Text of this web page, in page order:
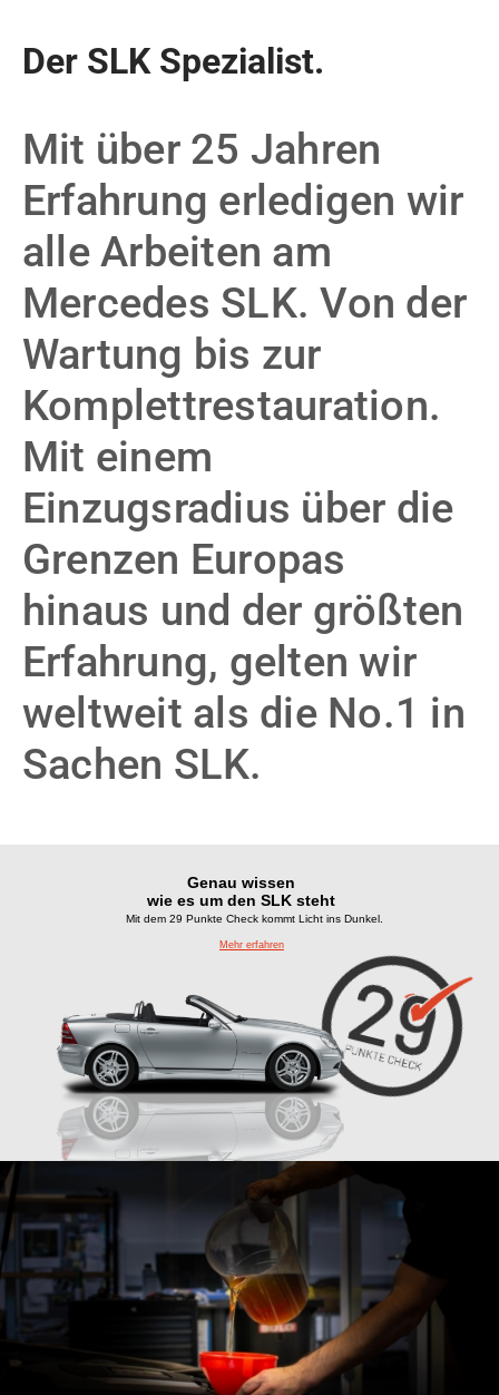
Der SLK Spezialist.
Mit über 25 Jahren
Erfahrung erledigen wir
alle Arbeiten am
Mercedes SLK. Von der
Wartung bis zur
Komplettrestauration.
Mit einem
Einzugsradius über die
Grenzen Europas
hinaus und der größten
Erfahrung, gelten wir
weltweit als die No.1 in
Sachen SLK.
Genau wissen
wie es um den SLK steht
Mit dem 29 Punkte Check kommt Licht ins Dunkel.
Mehr erfahren